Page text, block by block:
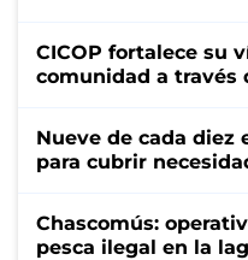
CICOP fortalece su
comunidad a través
Nueve de cada diez
para cubrir
Chascomús:
pesca ilegal en la